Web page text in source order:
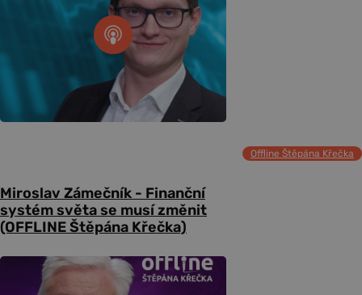
Offline Štěpána Křečka
Miroslav Zámečník - Finanční
systém světa se musí změnit
(OFFLINE Štěpána Křečka)